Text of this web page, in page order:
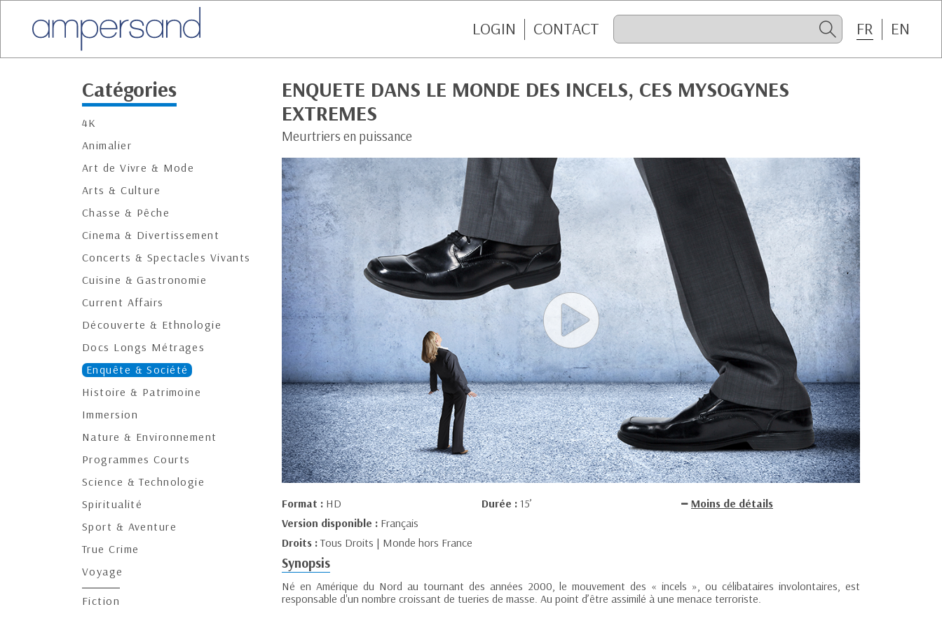
LOGIN CONTACT FR EN
Catégories
4K
Animalier
Art de Vivre & Mode
Arts & Culture
Chasse & Pêche
Cinema & Divertissement
Concerts & Spectacles Vivants
Cuisine & Gastronomie
Current Affairs
Découverte & Ethnologie
Docs Longs Métrages
Enquête & Société
Histoire & Patrimoine
Immersion
Nature & Environnement
Programmes Courts
Science & Technologie
Spiritualité
Sport & Aventure
True Crime
Voyage
Fiction
ENQUETE DANS LE MONDE DES INCELS, CES MYSOGYNES
EXTREMES
Meurtriers en puissance
Format : HD Durée : 15’
Moins de détails
Version disponible : Français
Droits :Tous Droits | Monde hors France
Synopsis
Né en Amérique du Nord au tournant des années 2000, le mouvement des « incels », ou célibataires involontaires, est
responsable d'un nombre croissant de tueries de masse. Au point d’être assimilé à une menace terroriste.